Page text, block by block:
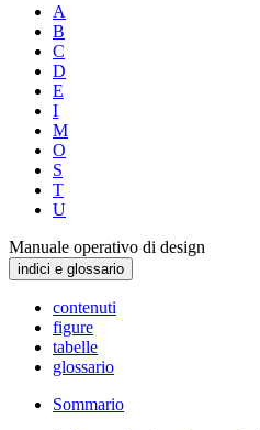
A
B
C
D
E
I
M
O
S
T
U
Manuale operativo di design
indici e glossario
contenuti
figure
tabelle
glossario
Sommario